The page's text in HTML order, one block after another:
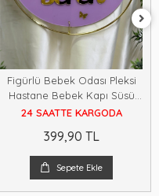
Figürlü Bebek Odası Pleksi
Hastane Bebek Kapı Süsü
İsimlik Makrome 30x30
24 SAATTE KARGODA
399,90 TL
Sepete Ekle